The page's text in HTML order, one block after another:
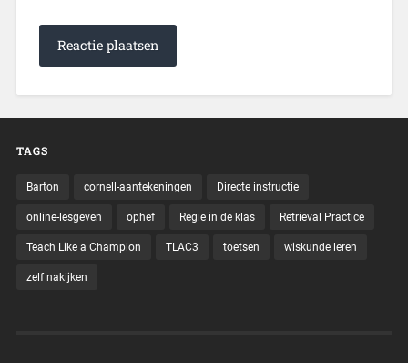
TAGS
Barton cornell-aantekeningen Directe instructie
online-lesgeven ophef Regie in de klas Retrieval Practice
Teach Like a Champion TLAC3 toetsen wiskunde leren
zelf nakijken